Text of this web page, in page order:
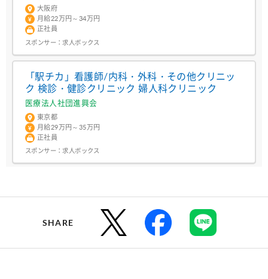
大阪府
月給22万円～34万円
正社員
スポンサー：求人ボックス
「駅チカ」看護師/内科・外科・その他クリニッ
ク 検診・健診クリニック 婦人科クリニック
医療法人社団進興会
東京都
月給29万円～35万円
正社員
スポンサー：求人ボックス
SHARE